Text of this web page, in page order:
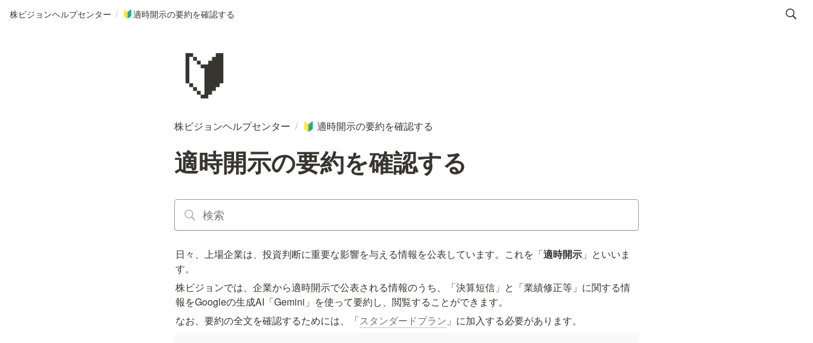
株ビジョンヘルプセンター / 🔰 適時開示の要約を確認する
🔰
株ビジョンヘルプセンター / 🔰 適時開示の要約を確認する
適時開示の要約を確認する
日々、上場企業は、投資判断に重要な影響を与える情報を公表しています。これを「適時開示 」といいま
す。
株ビジョンでは、企業から適時開示で公表される情報のうち、「決算短信」と「業績修正等」に関する情
報をGoogleの生成AI「Gemini」を使って要約し、閲覧することができます。
なお、要約の全文を確認するためには、「スタンダードプラン 」に加入する必要があります。